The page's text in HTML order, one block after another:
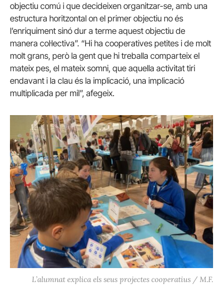
objectiu comú i que decideixen organitzar-se, amb una
estructura horitzontal on el primer objectiu no és
l’enriquiment sinó dur a terme aquest objectiu de
manera col·lectiva”. “Hi ha cooperatives petites i de molt
molt grans, però la gent que hi treballa comparteix el
mateix pes, el mateix somni, que aquella activitat tiri
endavant i la clau és la implicació, una implicació
multiplicada per mil”, afegeix.
L’alumnat explica els seus projectes cooperatius / M.F.